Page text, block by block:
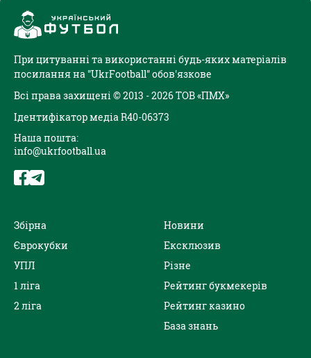
При цитуванні та використанні будь-яких матеріалів
посилання на "UkrFootball" обов'язкове
Всі права захищені © 2013 - 2026 ТОВ «ПМХ»
Ідентифікатор медіа R40-06373
Наша пошта:
info@ukrfootball.ua
Збірна
Єврокубки
УПЛ
1 ліга
2 ліга
Новини
Ексклюзив
Різне
Рейтинг букмекерів
Рейтинг казино
База знань